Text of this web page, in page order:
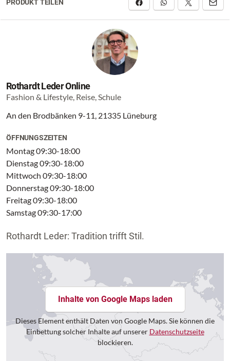
PRODUKT TEILEN
Rothardt Leder Online
Fashion & Lifestyle, Reise, Schule
An den Brodbänken 9-11, 21335 Lüneburg
ÖFFNUNGSZEITEN
Montag 09:30-18:00
Dienstag 09:30-18:00
Mittwoch 09:30-18:00
Donnerstag 09:30-18:00
Freitag 09:30-18:00
Samstag 09:30-17:00
Rothardt Leder: Tradition trifft Stil.
Inhalte von Google Maps laden
Dieses Element enthält Daten von Google Maps. Sie können die
Einbettung solcher Inhalte auf unserer Datenschutzseite
blockieren.